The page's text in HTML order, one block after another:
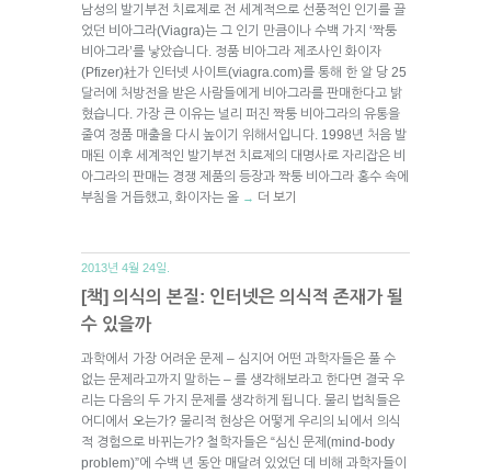
남성의 발기부전 치료제로 전 세계적으로 선풍적인 인기를 끌
었던 비아그라(Viagra)는 그 인기 만큼이나 수백 가지 ‘짝퉁
비아그라’를 낳았습니다. 정품 비아그라 제조사인 화이자
(Pfizer)社가 인터넷 사이트(viagra.com)를 통해 한 알 당 25
달러에 처방전을 받은 사람들에게 비아그라를 판매한다고 밝
혔습니다. 가장 큰 이유는 널리 퍼진 짝퉁 비아그라의 유통을
줄여 정품 매출을 다시 높이기 위해서입니다. 1998년 처음 발
매된 이후 세계적인 발기부전 치료제의 대명사로 자리잡은 비
아그라의 판매는 경쟁 제품의 등장과 짝퉁 비아그라 홍수 속에
부침을 거듭했고, 화이자는 올 → 더 보기
2013년 4월 24일.
[책] 의식의 본질: 인터넷은 의식적 존재가 될
수 있을까
과학에서 가장 어려운 문제 – 심지어 어떤 과학자들은 풀 수
없는 문제라고까지 말하는 – 를 생각해보라고 한다면 결국 우
리는 다음의 두 가지 문제를 생각하게 됩니다. 물리 법칙들은
어디에서 오는가? 물리적 현상은 어떻게 우리의 뇌에서 의식
적 경험으로 바뀌는가? 철학자들은 “심신 문제(mind-body
problem)”에 수백 년 동안 매달려 있었던 데 비해 과학자들이